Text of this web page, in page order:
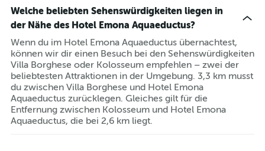
Welche beliebten Sehenswürdigkeiten liegen in
der Nähe des Hotel Emona Aquaeductus?
Wenn du im Hotel Emona Aquaeductus übernachtest,
können wir dir einen Besuch bei den Sehenswürdigkeiten
Villa Borghese oder Kolosseum empfehlen – zwei der
beliebtesten Attraktionen in der Umgebung. 3,3 km musst
du zwischen Villa Borghese und Hotel Emona
Aquaeductus zurücklegen. Gleiches gilt für die
Entfernung zwischen Kolosseum und Hotel Emona
Aquaeductus, die bei 2,6 km liegt.